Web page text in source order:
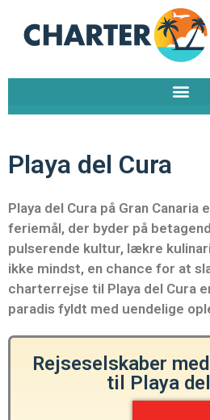
indholdet
Playa del Cura
Playa del Cura på Gran
feriemål, der byder på
pulserende kultur, lækre
ikke mindst, en chance for at
charterrejse til Playa del Cura
paradis fyldt med uendelige
Rejseselskaber
til Playa